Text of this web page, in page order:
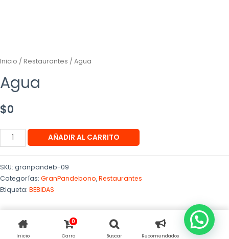
Inicio / Restaurantes / Agua
Agua
$0
AÑADIR AL CARRITO
SKU: granpandeb-09
Categorías: GranPandebono,Restaurantes
Etiqueta: BEBIDAS
Inicio
0
Carro Buscar Recomendados